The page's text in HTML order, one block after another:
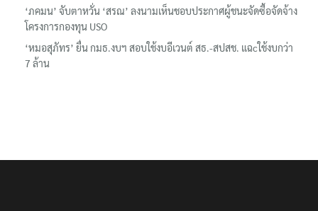
‘ภคมน’ จับตาหวั่น ‘สรณ’ ลงนามเห็นชอบประกาศผู้ชนะจัดซื้อจัดจ้าง
โครงการกองทุน USO
‘หมอสุภัทร’ ยื่น กมธ.งบฯ สอบใช้งบอีเวนต์ สธ.-สปสช. แฉcใช้งบกว่า
7 ล้าน